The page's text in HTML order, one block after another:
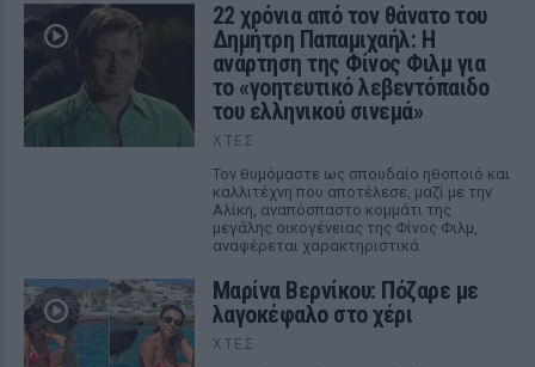
22 χρόνια από τον θάνατο του
Δημήτρη Παπαμιχαήλ: Η
ανάρτηση της Φίνος Φιλμ για
το «γοητευτικό λεβεντόπαιδο
του ελληνικού σινεμά»
ΧΤΕΣ
Τον θυμόμαστε ως σπουδαίο ηθοποιό και
καλλιτέχνη που αποτέλεσε, μαζί με την
Αλίκη, αναπόσπαστο κομμάτι της
μεγάλης οικογένειας της Φίνος Φιλμ,
αναφέρεται χαρακτηριστικά
Μαρίνα Βερνίκου: Πόζαρε με
λαγοκέφαλο στο χέρι
ΧΤΕΣ